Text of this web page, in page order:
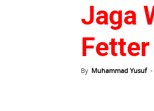
Jaga
By Muhammad Yusuf -